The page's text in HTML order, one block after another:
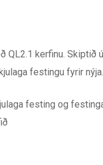
QL2.1 kerfinu. Skiptið
festingu fyrir nýja.
festing og